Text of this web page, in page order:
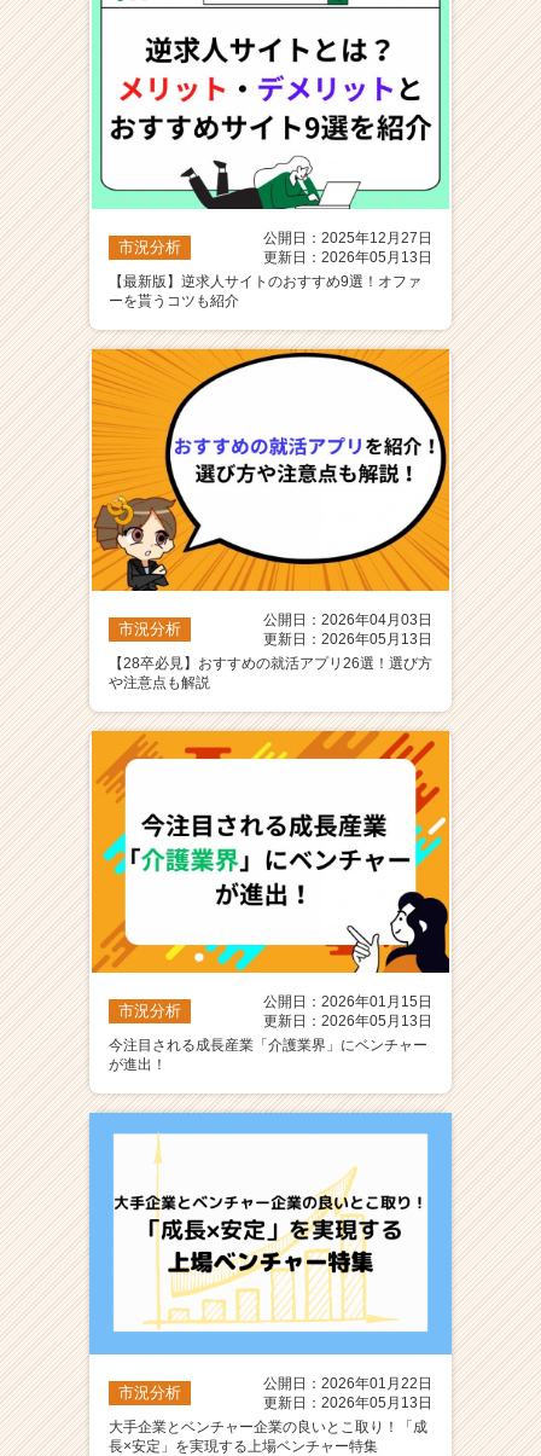
市況分析
公開日：2025年12月27日
更新日：2026年05月13日
【最新版】逆求人サイトのおすすめ9選！オファ
ーを貰うコツも紹介
市況分析
公開日：2026年04月03日
更新日：2026年05月13日
【28卒必見】おすすめの就活アプリ26選！選び方
や注意点も解説
市況分析
公開日：2026年01月15日
更新日：2026年05月13日
今注目される成長産業「介護業界」にベンチャー
が進出！
市況分析
公開日：2026年01月22日
更新日：2026年05月13日
大手企業とベンチャー企業の良いとこ取り！「成
長×安定」を実現する上場ベンチャー特集